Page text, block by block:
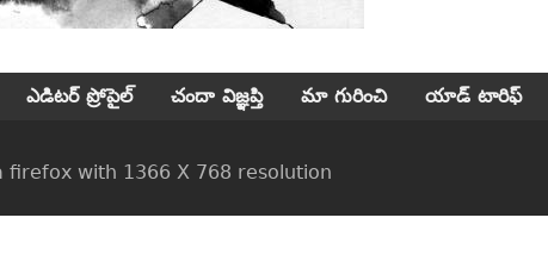
ఎడిటర్ ప్రోపైల్ చందా విజ్ఞప్తి మా గురించి యాడ్ టారిఫ్
with 1366 X 768 resolution